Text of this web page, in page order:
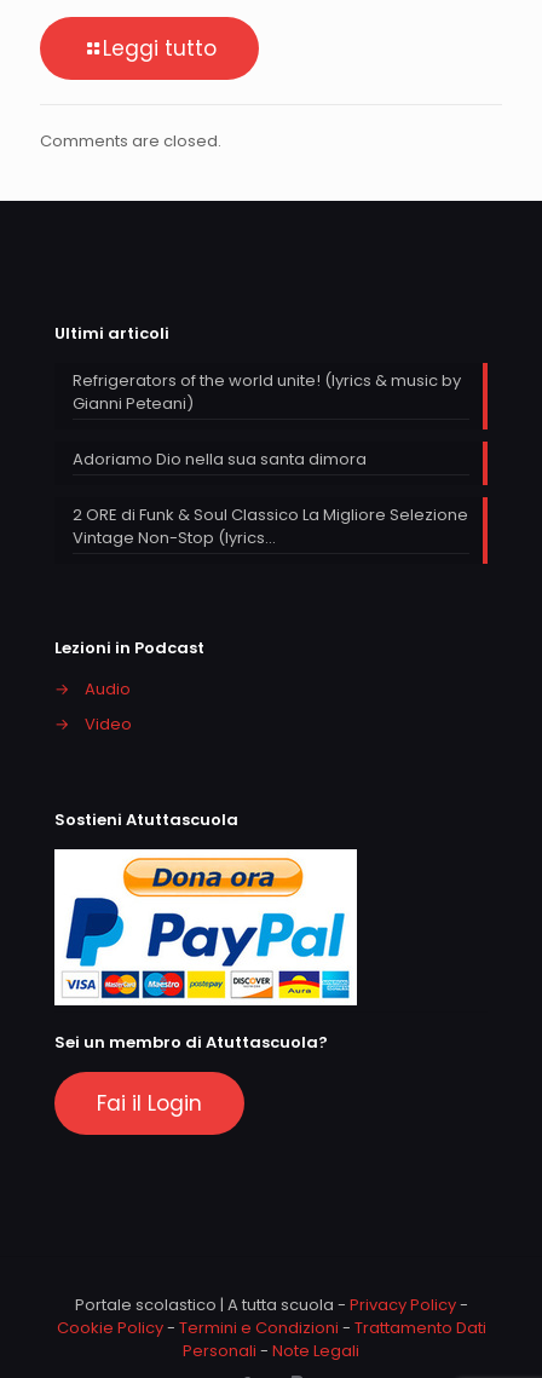
Leggi tutto
Comments are closed.
Ultimi articoli
Refrigerators of the world unite! (lyrics & music by
Gianni Peteani)
Adoriamo Dio nella sua santa dimora
2 ORE di Funk & Soul Classico La Migliore Selezione
Vintage Non-Stop (lyrics…
Lezioni in Podcast
→
Audio
→
Video
Sostieni Atuttascuola
Sei un membro di Atuttascuola?
Fai il Login
Portale scolastico | A tutta scuola - Privacy Policy-
Cookie Policy- Termini e Condizioni - Trattamento Dati
Personali - Note Legali